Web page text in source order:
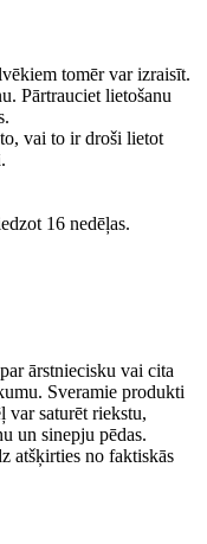
tomēr var izraisīt.
Pārtrauciet lietošanu
vai to ir droši lietot
16 nedēļas.
ārstniecisku vai cita
Sveramie produkti
var saturēt riekstu,
un sinepju pēdas.
atšķirties no faktiskās